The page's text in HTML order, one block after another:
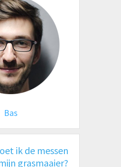
Bas
ik de messen
grasmaaier?